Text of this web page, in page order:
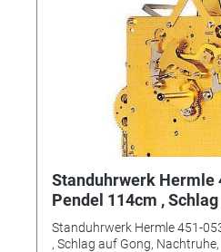
Standuhrwerk Hermle
Pendel 114cm ,
Nachtruhe,
Standuhrwerk Hermle 451-
, Schlag auf Gong,